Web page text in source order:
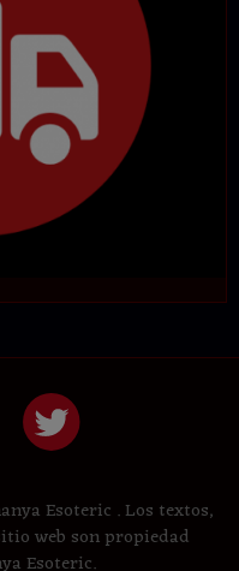
Esoteric . Los textos,
web son propiedad
Esoteric.